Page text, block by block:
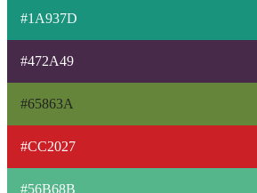
#1A937D
#472A49
#65863A
#CC2027
#56B68B